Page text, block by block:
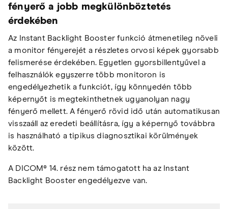
fényerő a jobb megkülönböztetés
érdekében
Az Instant Backlight Booster funkció átmenetileg növeli
a monitor fényerejét a részletes orvosi képek gyorsabb
felismerése érdekében. Egyetlen gyorsbillentyűvel a
felhasználók egyszerre több monitoron is
engedélyezhetik a funkciót, így könnyedén több
képernyőt is megtekinthetnek ugyanolyan nagy
fényerő mellett. A fényerő rövid idő után automatikusan
visszaáll az eredeti beállításra, így a képernyő továbbra
is használható a tipikus diagnosztikai körülmények
között.
A DICOM® 14. rész nem támogatott ha az Instant
Backlight Booster engedélyezve van.